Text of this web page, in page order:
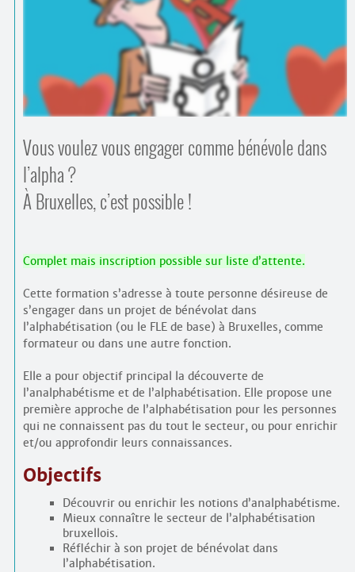
Comprendre et parler
Bienvenue en Belgique
Trouver un lieu d’alphabétisation
Vous voulez vous engager comme bénévole dans
l’alpha ?
À Bruxelles, c’est possible !
Complet mais inscription possible sur liste d’attente.
Cette formation s’adresse à toute personne désireuse de
s’engager dans un projet de bénévolat dans
l’alphabétisation (ou le FLE de base) à Bruxelles, comme
formateur ou dans une autre fonction.
Elle a pour objectif principal la découverte de
l’analphabétisme et de l’alphabétisation. Elle propose une
première approche de l’alphabétisation pour les personnes
qui ne connaissent pas du tout le secteur, ou pour enrichir
et/ou approfondir leurs connaissances.
Objectifs
Découvrir ou enrichir les notions d’analphabétisme.
Mieux connaître le secteur de l’alphabétisation
bruxellois.
Réfléchir à son projet de bénévolat dans
l’alphabétisation.